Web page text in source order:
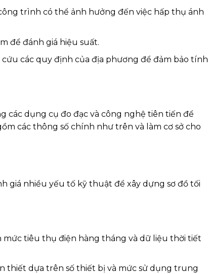
trình có thể ảnh hưởng đến việc hấp thụ ánh
để đánh giá hiệu suất.
cứu các quy định của địa phương để đảm bảo tính
các dụng cụ đo đạc và công nghệ tiên tiến để
các thông số chính như trên và làm cơ sở cho
giá nhiều yếu tố kỹ thuật để xây dựng sơ đồ tối
mức tiêu thụ điện hàng tháng và dữ liệu thời tiết
thiết dựa trên số thiết bị và mức sử dụng trung